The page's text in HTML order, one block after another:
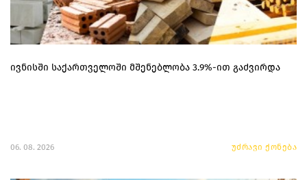
ივნისში საქართველოში მშენებლობა 3.9%-ით გაძვირდა
06. 08. 2026 უძრავი ქონება